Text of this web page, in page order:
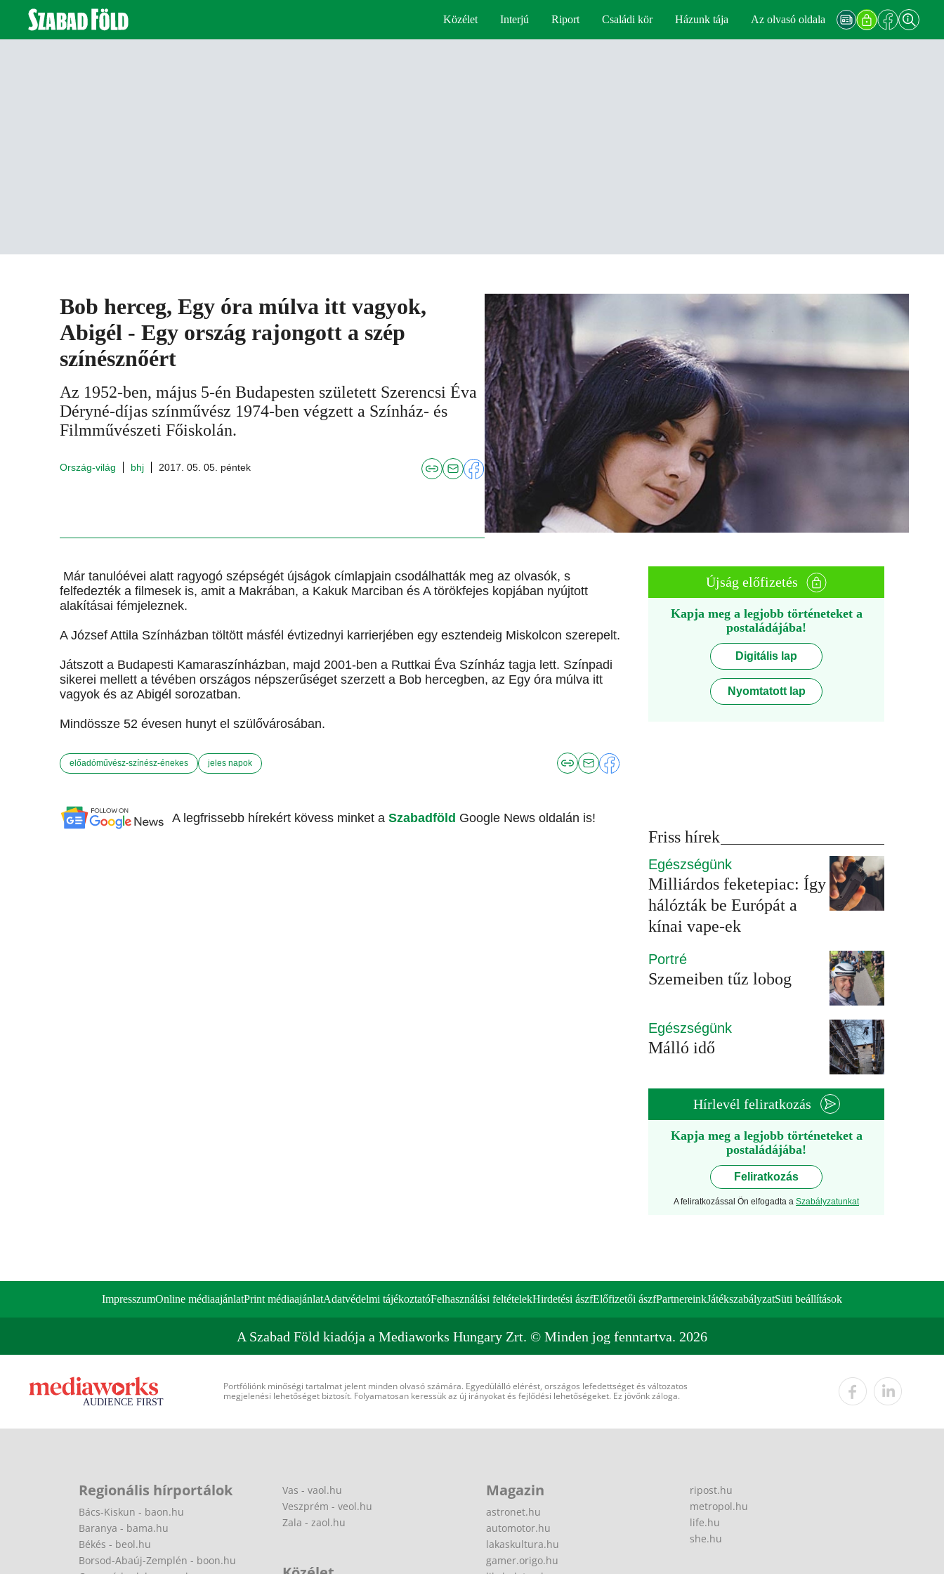
Közélet Interjú Riport Családi kör Házunk tája Az olvasó oldala
Bob herceg, Egy óra múlva itt vagyok,
Abigél - Egy ország rajongott a szép
színésznőért
Az 1952-ben, május 5-én Budapesten született Szerencsi Éva
Déryné-díjas színművész 1974-ben végzett a Színház- és
Filmművészeti Főiskolán.
Ország-világ bhj 2017. 05. 05. péntek
Már tanulóévei alatt ragyogó szépségét újságok címlapjain csodálhatták meg az olvasók, s
felfedezték a filmesek is, amit a Makrában, a Kakuk Marciban és A törökfejes kopjában nyújtott
alakításai fémjeleznek.
A József Attila Színházban töltött másfél évtizednyi karrierjében egy esztendeig Miskolcon szerepelt.
Játszott a Budapesti Kamaraszínházban, majd 2001-ben a Ruttkai Éva Színház tagja lett. Színpadi
sikerei mellett a tévében országos népszerűséget szerzett a Bob hercegben, az Egy óra múlva itt
vagyok és az Abigél sorozatban.
Mindössze 52 évesen hunyt el szülővárosában.
előadóművész-színész-énekes jeles napok
A legfrissebb hírekért kövess minket a Szabadföld Google News oldalán is!
Újság előfizetés
Kapja meg a legjobb történeteket a
postaládájába!
Digitális lap
Nyomtatott lap
Friss hírek
Egészségünk
Milliárdos feketepiac: Így
hálózták be Európát a
kínai vape-ek
Portré
Szemeiben tűz lobog
Egészségünk
Málló idő
Hírlevél feliratkozás
Kapja meg a legjobb történeteket a
postaládájába!
Feliratkozás
A feliratkozással Ön elfogadta a Szabályzatunkat
ImpresszumOnline médiaajánlatPrint médiaajánlatAdatvédelmi tájékoztatóFelhasználási feltételekHirdetési ászfElőfizetői ászfPartnereinkJátékszabályzatSüti beállítások
A Szabad Föld kiadója a Mediaworks Hungary Zrt. © Minden jog fenntartva. 2026
Portfóliónk minőségi tartalmat jelent minden olvasó számára. Egyedülálló elérést, országos lefedettséget és változatos
megjelenési lehetőséget biztosít. Folyamatosan keressük az új irányokat és fejlődési lehetőségeket. Ez jövőnk záloga.
Regionális hírportálok
Bács-Kiskun - baon.hu
Baranya - bama.hu
Békés - beol.hu
Borsod-Abaúj-Zemplén - boon.hu
Vas - vaol.hu
Veszprém - veol.hu
Zala - zaol.hu
Magazin
astronet.hu
automotor.hu
lakaskultura.hu
gamer.origo.hu
ripost.hu
metropol.hu
life.hu
she.hu